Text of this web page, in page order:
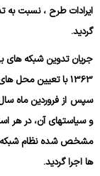
ایرادات طرح ، نسبت
گردید.
1363 با تعیین
سپس از فروردین ماه سال
و سیاستهای آن، در هر
مشخص شده نظام شبکه
ها اجرا گردید.